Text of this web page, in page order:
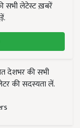
सभी लेटेस्ट ख़बरें
देशभर की सभी
की सदस्यता लें.